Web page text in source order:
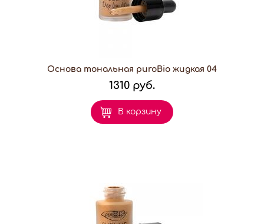
Основа тональная puroBio жидкая 04
1310 руб.
В корзину